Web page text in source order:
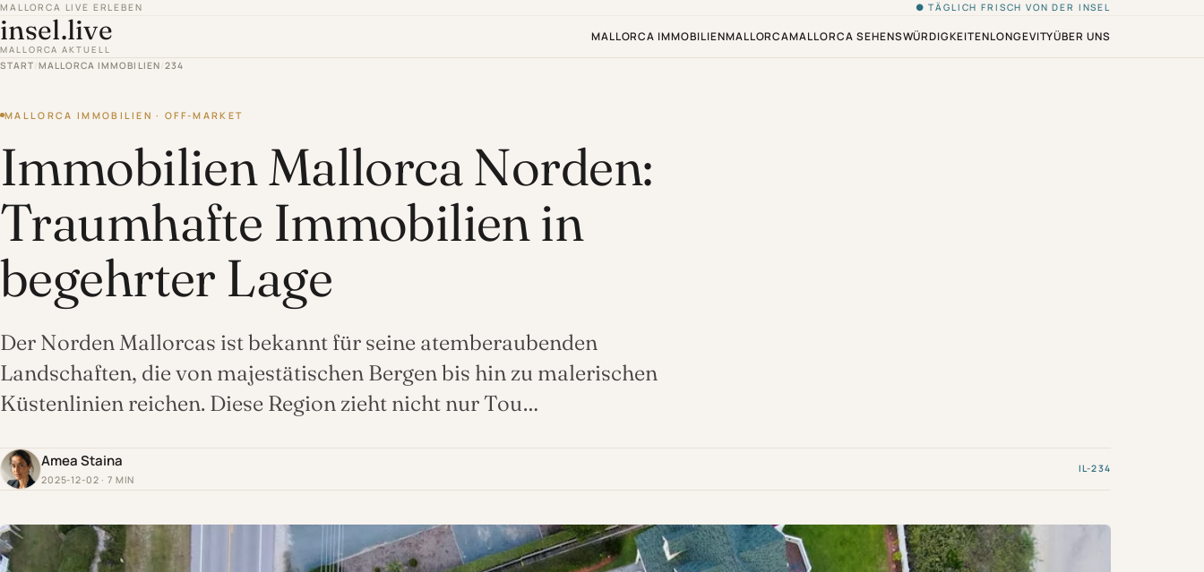
MALLORCA LIVE ERLEBEN ● TÄGLICH FRISCH VON DER INSEL
insel.live
MALLORCA AKTUELL
MALLORCA IMMOBILIENMALLORCAMALLORCA SEHENSWÜRDIGKEITENLONGEVITYÜBER UNS
START /MALLORCA IMMOBILIEN 234
MALLORCA IMMOBILIEN · OFF-MARKET
Immobilien Mallorca Norden:
Traumhafte Immobilien in
begehrter Lage
Der Norden Mallorcas ist bekannt für seine atemberaubenden
Landschaften, die von majestätischen Bergen bis hin zu malerischen
Küstenlinien reichen. Diese Region zieht nicht nur Tou…
Amea Staina
2025-12-02 · 7 MIN
IL-234